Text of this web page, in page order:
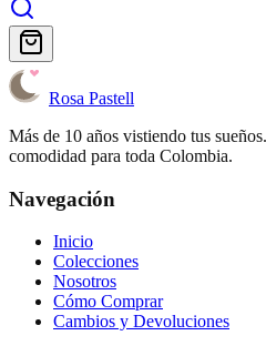
Rosa Pastell
Más de 10 años vistiendo tus
comodidad para toda Colombia.
Navegación
Inicio
Colecciones
Nosotros
Cómo Comprar
Cambios y Devoluciones